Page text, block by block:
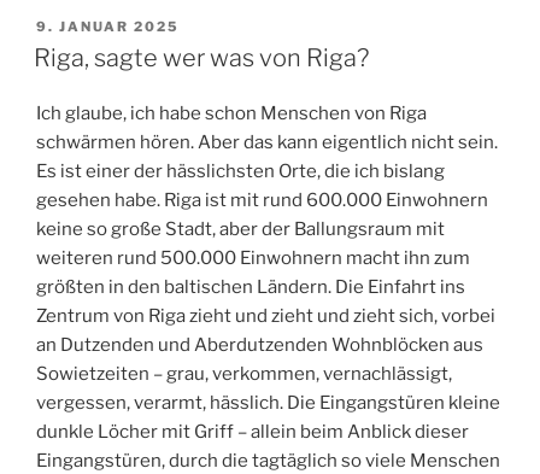
VERÖFFENTLICHT
AM
9. JANUAR 2025
Riga, sagte wer was von Riga?
Ich glaube, ich habe schon Menschen von Riga
schwärmen hören. Aber das kann eigentlich nicht sein.
Es ist einer der hässlichsten Orte, die ich bislang
gesehen habe. Riga ist mit rund 600.000 Einwohnern
keine so große Stadt, aber der Ballungsraum mit
weiteren rund 500.000 Einwohnern macht ihn zum
größten in den baltischen Ländern. Die Einfahrt ins
Zentrum von Riga zieht und zieht und zieht sich, vorbei
an Dutzenden und Aberdutzenden Wohnblöcken aus
Sowietzeiten – grau, verkommen, vernachlässigt,
vergessen, verarmt, hässlich. Die Eingangstüren kleine
dunkle Löcher mit Griff – allein beim Anblick dieser
Eingangstüren, durch die tagtäglich so viele Menschen